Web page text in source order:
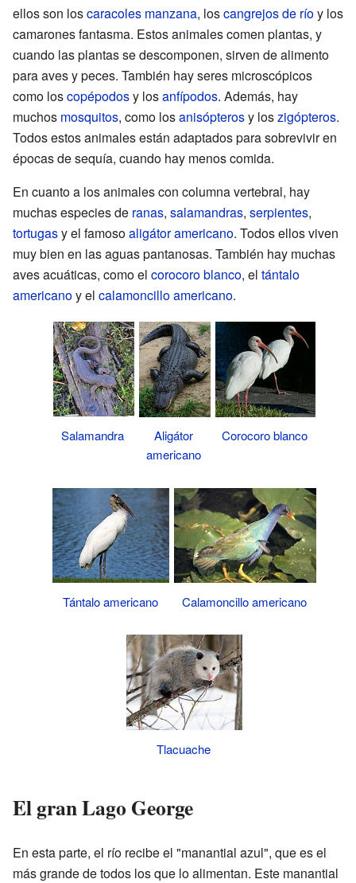
ellos son loscaracoles manzana, loscangrejos de ríoy los
camarones fantasma. Estos animales comen plantas, y
cuando las plantas se descomponen, sirven de alimento
para aves y peces. También hay seres microscópicos
como loscopépodosy losanfípodos. Además, hay
muchos mosquitos, como losanisópterosy loszigópteros.
Todos estos animales están adaptados para sobrevivir en
épocas de sequía, cuando hay menos comida.
En cuanto a los animales con columna vertebral, hay
muchas especies de ranas, salamandras, serpientes,
tortugasy el famosoaligátor americano. Todos ellos viven
muy bien en las aguas pantanosas. También hay muchas
aves acuáticas, como el corocoro blanco, el tántalo
americanoy el calamoncillo americano.
Salamandra
Aligátor
americano
Corocoro blanco
Tántalo americano Calamoncillo americano
Tlacuache
El gran Lago George
En esta parte, el río recibe el "manantial azul", que es el
más grande de todos los que lo alimentan. Este manantial